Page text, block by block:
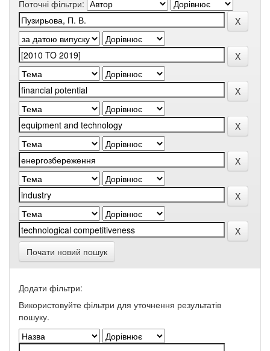
Поточні фільтри:
Почати новий пошук
Додати фільтри:
Використовуйте фільтри для уточнення результатів
пошуку.